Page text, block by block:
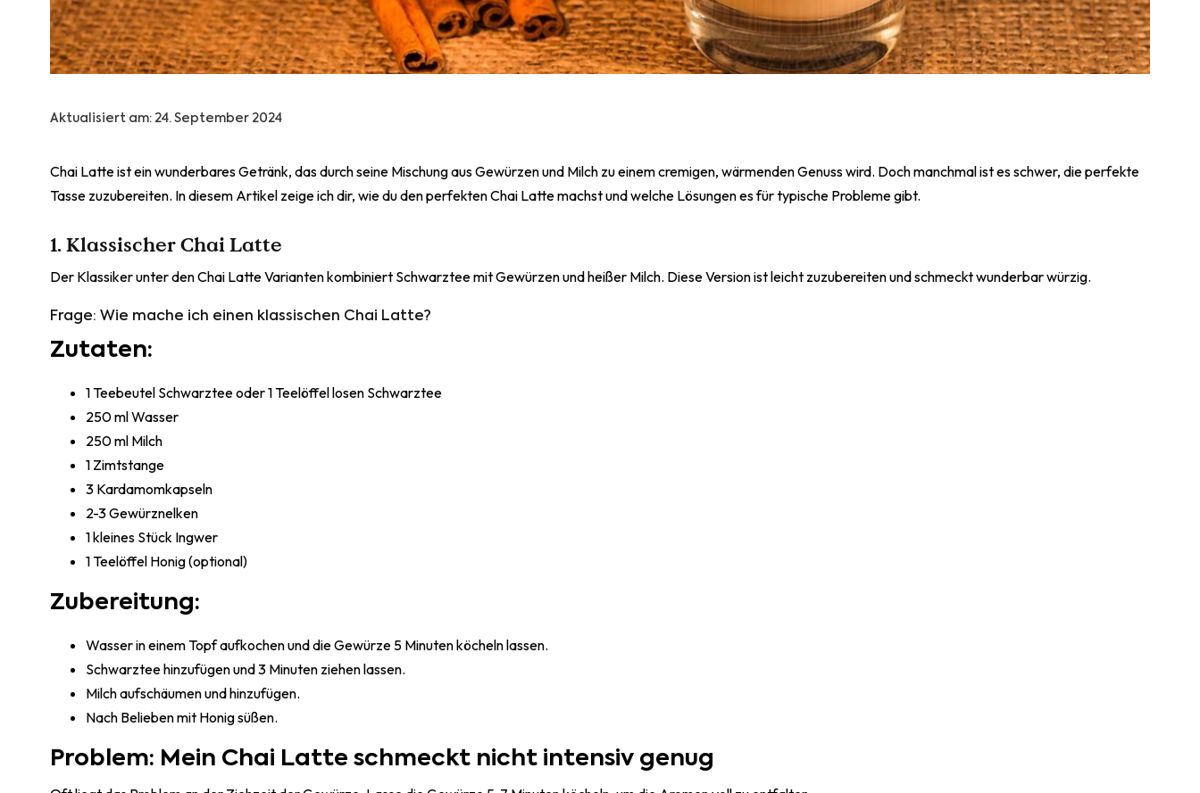
Aktualisiert am: 24. September 2024
Chai Latte ist ein wunderbares Getränk, das durch seine Mischung aus Gewürzen und Milch zu einem cremigen, wärmenden Genuss wird. Doch manchmal ist es schwer, die perfekte
Tasse zuzubereiten. In diesem Artikel zeige ich dir, wie du den perfekten Chai Latte machst und welche Lösungen es für typische Probleme gibt.
1. Klassischer Chai Latte
Der Klassiker unter den Chai Latte Varianten kombiniert Schwarztee mit Gewürzen und heißer Milch. Diese Version ist leicht zuzubereiten und schmeckt wunderbar würzig.
Frage: Wie mache ich einen klassischen Chai Latte?
Zutaten:
1 Teebeutel Schwarztee oder 1 Teelöffel losen Schwarztee
250 ml Wasser
250 ml Milch
1 Zimtstange
3 Kardamomkapseln
2-3 Gewürznelken
1 kleines Stück Ingwer
1 Teelöffel Honig (optional)
Zubereitung:
Wasser in einem Topf aufkochen und die Gewürze 5 Minuten köcheln lassen.
Schwarztee hinzufügen und 3 Minuten ziehen lassen.
Milch aufschäumen und hinzufügen.
Nach Belieben mit Honig süßen.
Problem: Mein Chai Latte schmeckt nicht intensiv genug